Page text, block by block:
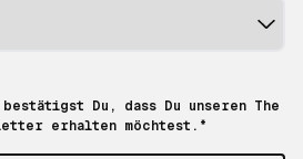
Du, dass Du unseren The
erhalten möchtest.*